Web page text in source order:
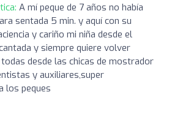
A mí peque de 7 años no había
sentada 5 min. y aquí con su
y cariño mi niña desde el
y siempre quiere volver
desde las chicas de mostrador
y auxiliares,super
los peques